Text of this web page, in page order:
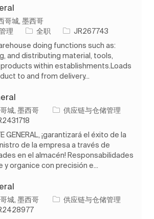
哥城, 墨西哥
理 工作类型
全职 作业 IDJR267743
doing functions such as:
and distributing material, tools,
within establishments.Loads
to and from delivery...
城, 墨西哥 类别供应链与仓储管理
GENERAL, ¡garantizará el éxito de la
de la empresa a través de
en el almacén! Responsabilidades
y organice con precisión e...
城, 墨西哥 类别供应链与仓储管理